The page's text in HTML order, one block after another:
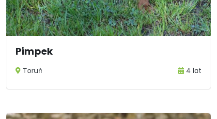
Pimpek
Toruń 4 lat